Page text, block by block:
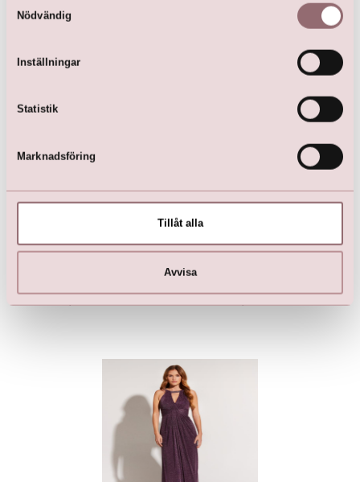
Nödvändig
Inställningar
Statistik
Marknadsföring
Tillåt alla
Avvisa
kr 1 899,00
kr 1 899,00